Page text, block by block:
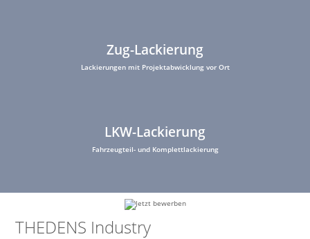
Zug-Lackierung
Lackierungen mit Projektabwicklung vor Ort
LKW-Lackierung
Fahrzeugteil- und Komplettlackierung
THEDENS Industry